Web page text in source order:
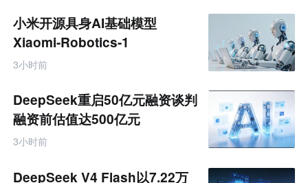
商
产
业
互
联
网
小米开源具身AI基础模型
Xiaomi-Robotics-1
3小时前
DeepSeek重启50亿元融资谈判
融资前估值达500亿元
3小时前
DeepSeek V4 Flash以7.22万